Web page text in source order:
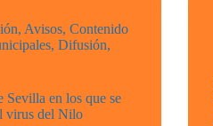
, Avisos, Contenido
, Difusión,
Sevilla en los que se
virus del Nilo